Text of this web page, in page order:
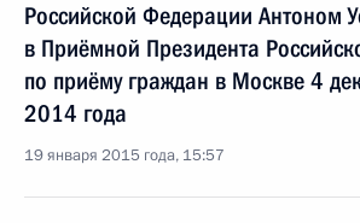
Российской Федерации Антоном
в Приёмной Президента
по приёму граждан в Москве 4
2014 года
19 января 2015 года, 15:57